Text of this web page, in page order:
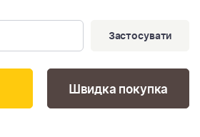
Застосувати
Швидка покупка